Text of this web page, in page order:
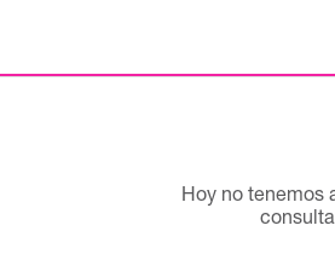
Hoy no tenemos